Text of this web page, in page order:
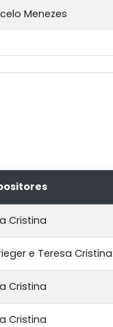
Menezes
Cristina
e Teresa Cristina
Cristina
Cristina